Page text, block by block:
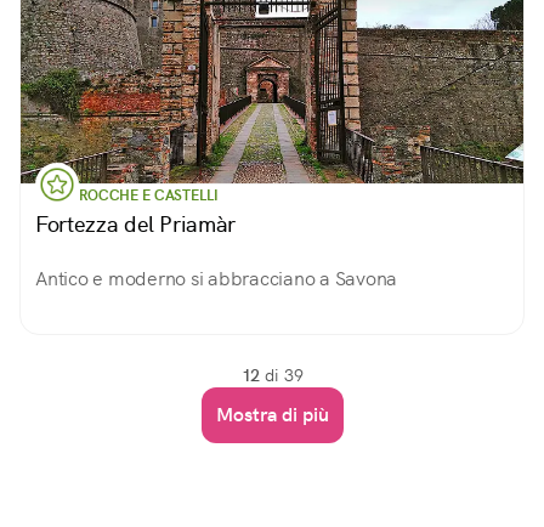
ROCCHE E CASTELLI
Fortezza del Priamàr
Antico e moderno si abbracciano a Savona
12 di 39
Mostra di più